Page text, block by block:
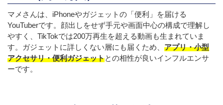
マメさんは、iPhoneやガジェットの「便利」を届ける
YouTuberです。顔出しをせず手元や画面中心の構成で理解し
やすく、TikTokでは200万再生を超える動画も生まれていま
す。ガジェットに詳しくない層にも届くため、 アプリ・小型
アクセサリ・便利ガジェットとの相性が良いインフルエンサ
ーです。